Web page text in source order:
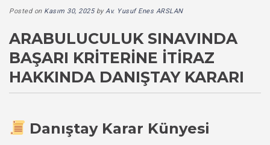
Posted on Kasım 30, 2025byAv. Yusuf Enes ARSLAN
ARABULUCULUK SINAVINDA
BAŞARI KRITERINE İTIRAZ
HAKKINDA DANIŞTAY KARARI
Danıştay Karar Künyesi